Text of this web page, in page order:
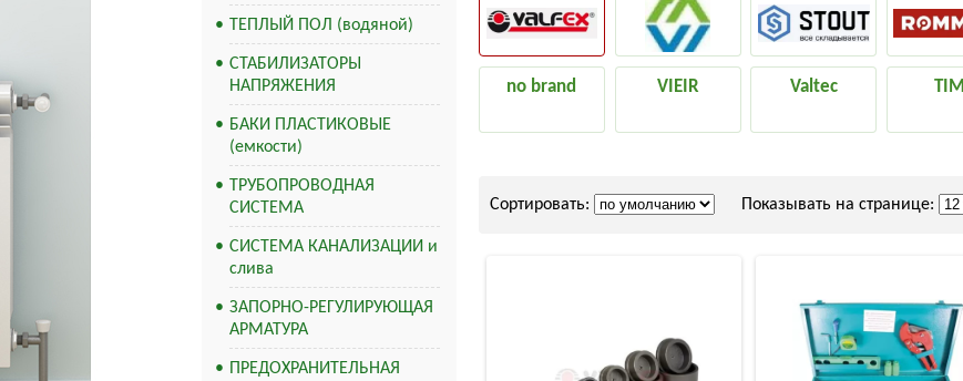
ТЕПЛЫЙ ПОЛ (водяной)
СТАБИЛИЗАТОРЫ
НАПРЯЖЕНИЯ
БАКИ ПЛАСТИКОВЫЕ
(емкости)
ТРУБОПРОВОДНАЯ
СИСТЕМА
СИСТЕМА КАНАЛИЗАЦИИ и
слива
ЗАПОРНО-РЕГУЛИРУЮЩАЯ
АРМАТУРА
ПРЕДОХРАНИТЕЛЬНАЯ
no brand VIEIR Valtec TIM
Сортировать: Показывать на странице: